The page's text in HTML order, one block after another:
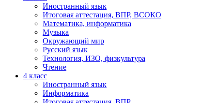
Иностранный язык
Итоговая аттестация, ВПР, ВСОКО
Математика, информатика
Музыка
Окружающий мир
Русский язык
Технология, ИЗО, физкультура
Чтение
4 класс
Иностранный язык
Информатика